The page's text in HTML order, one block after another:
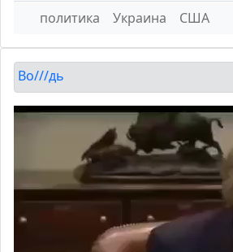
политика
Украина США
Во///дь